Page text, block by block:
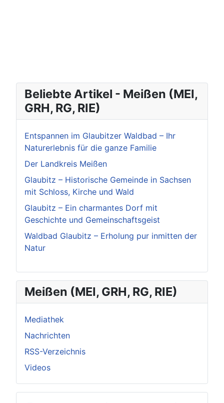
Beliebte Artikel - Meißen (MEI,
GRH, RG, RIE)
Entspannen im Glaubitzer Waldbad – Ihr
Naturerlebnis für die ganze Familie
Der Landkreis Meißen
Glaubitz – Historische Gemeinde in Sachsen
mit Schloss, Kirche und Wald
Glaubitz – Ein charmantes Dorf mit
Geschichte und Gemeinschaftsgeist
Waldbad Glaubitz – Erholung pur inmitten der
Natur
Meißen (MEI, GRH, RG, RIE)
Mediathek
Nachrichten
RSS-Verzeichnis
Videos